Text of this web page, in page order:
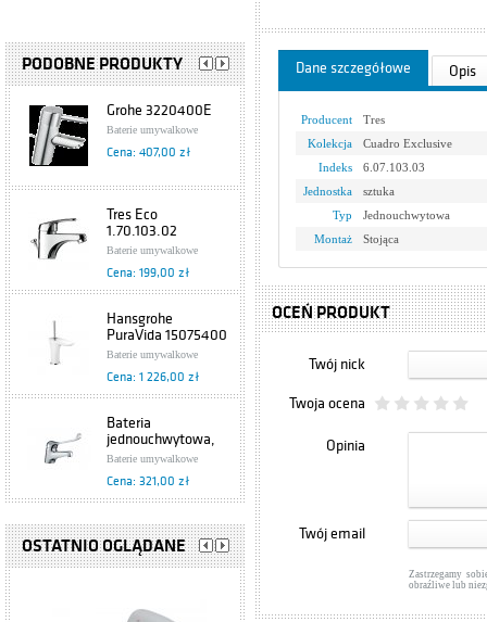
PODOBNE PRODUKTY
Grohe 3220400E
Baterie umywalkowe
Cena: 407,00 zł
Tres Eco
1.70.103.02
Baterie umywalkowe
Cena: 199,00 zł
Hansgrohe
PuraVida 15075400
Baterie umywalkowe
Cena: 1 226,00 zł
Bateria
jednouchwytowa,
umywalkowa
Specjalne 472-885-
00 Armatura
Kraków
Baterie umywalkowe
Cena: 321,00 zł
Grohe Europlus
33155002
Baterie umywalkowe
OSTATNIO OGLĄDANE
Dane szczegółowe Opis
Producent
Tres
Kolekcja
Cuadro Exclusive
Indeks
6.07.103.03
Jednostka
sztuka
Typ
Jednouchwytowa
Montaż
Stojąca
OCEŃ PRODUKT
Twój nick
Twoja ocena
Opinia
Twój email
Zastrzegamy
obraźliwe lub